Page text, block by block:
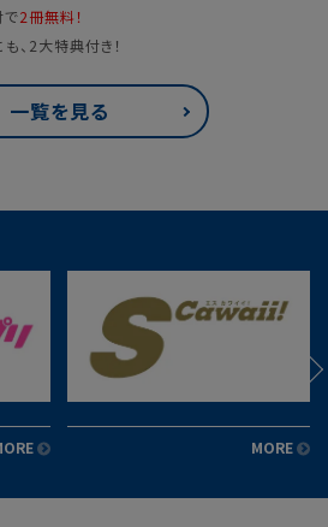
2冊無料！
、2大特典付き！
一覧を見る
MORE